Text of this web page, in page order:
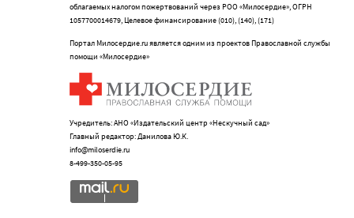
облагаемых налогом пожертвований через РОО «Милосердие», ОГРН
1057700014679, Целевое финансирование (010), (140), (171)
Портал Милосердие.ru является одним из проектов Православной службы
помощи «Милосердие»
Учредитель: АНО «Издательский центр «Нескучный сад»
Главный редактор: Данилова Ю.К.
info@miloserdie.ru
8-499-350-05-95